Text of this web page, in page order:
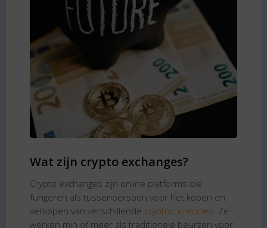
Wat zijn crypto exchanges?
Crypto exchanges zijn online platforms die
fungeren als tussenpersoon voor het kopen en
verkopen van verschillende cryptocurrencies. Ze
werken min of meer als traditionele beurzen voor